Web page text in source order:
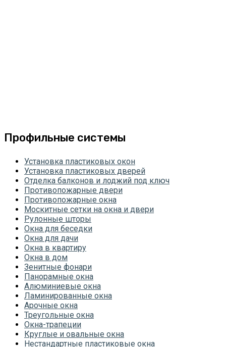
Профильные системы
Установка пластиковых окон
Установка пластиковых дверей
Отделка балконов и лоджий под ключ
Противопожарные двери
Противопожарные окна
Москитные сетки на окна и двери
Рулонные шторы
Окна для беседки
Окна для дачи
Окна в квартиру
Окна в дом
Зенитные фонари
Панорамные окна
Алюминиевые окна
Ламинированные окна
Арочные окна
Треугольные окна
Окна-трапеции
Круглые и овальные окна
Нестандартные пластиковые окна